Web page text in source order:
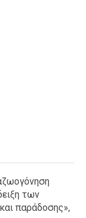
των
παράδοσης»,